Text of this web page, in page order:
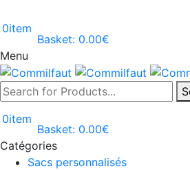
0item
Basket: 0.00€
Menu
0item
Basket: 0.00€
Catégories
Sacs personnalisés